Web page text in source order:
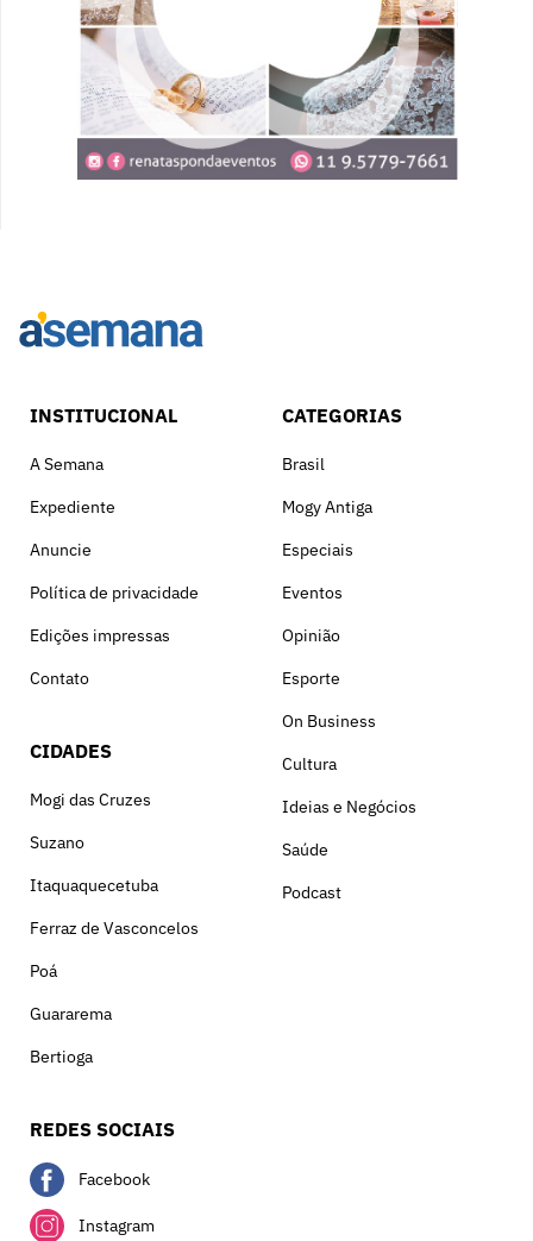
INSTITUCIONAL
A Semana
Expediente
Anuncie
Política de privacidade
Edições impressas
Contato
CIDADES
Mogi das Cruzes
Suzano
Itaquaquecetuba
Ferraz de Vasconcelos
Poá
Guararema
Bertioga
CATEGORIAS
Brasil
Mogy Antiga
Especiais
Eventos
Opinião
Esporte
On Business
Cultura
Ideias e Negócios
Saúde
Podcast
REDES SOCIAIS
Facebook
Instagram